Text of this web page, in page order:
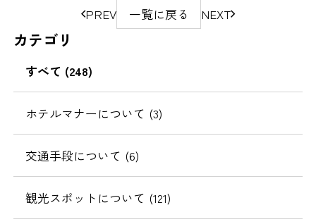
ジ
動
PREV 一覧に戻る NEXT
カテゴリ
すべて (248)
ホテルマナーについて (3)
交通手段について (6)
観光スポットについて (121)